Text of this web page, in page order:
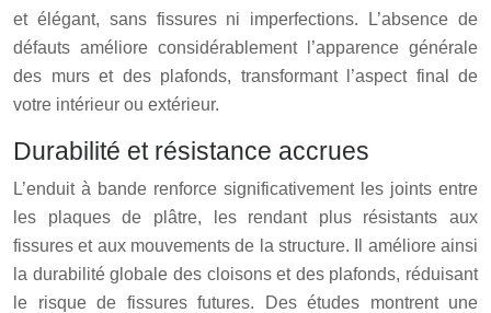
et élégant, sans fissures ni imperfections. L’absence de
défauts améliore considérablement l’apparence générale
des murs et des plafonds, transformant l’aspect final de
votre intérieur ou extérieur.
Durabilité et résistance accrues
L’enduit à bande renforce significativement les joints entre
les plaques de plâtre, les rendant plus résistants aux
fissures et aux mouvements de la structure. Il améliore ainsi
la durabilité globale des cloisons et des plafonds, réduisant
le risque de fissures futures. Des études montrent une